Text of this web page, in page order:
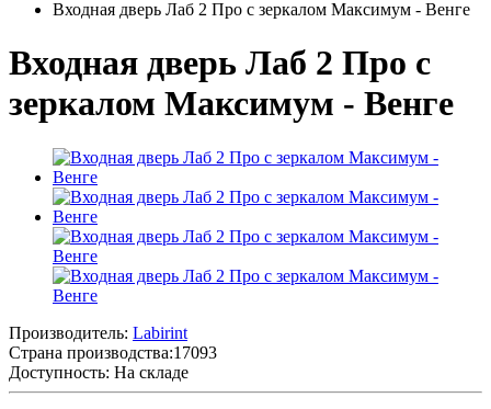
Входная дверь Лаб 2 Про с зеркалом Максимум - Венге
Входная дверь Лаб 2 Про с
зеркалом Максимум - Венге
Производитель: Labirint
Страна производства:17093
Доступность: На складе